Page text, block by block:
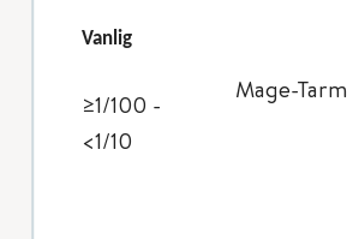
Vanlig
≥1/100 -
<1/10
Mage-Tarm